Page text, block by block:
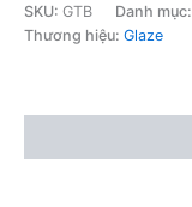
SKU: GTB Danh mục:
Thương hiệu: Glaze